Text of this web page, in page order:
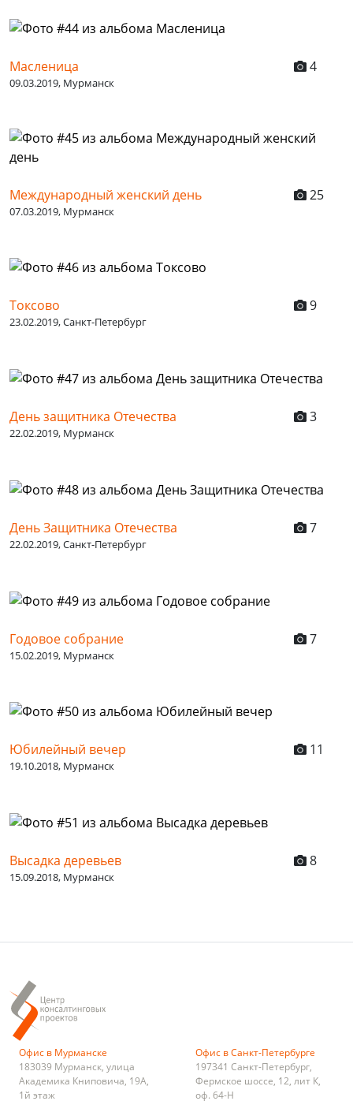
Масленица 4
09.03.2019, Мурманск
Международный женский день 25
07.03.2019, Мурманск
Токсово 9
23.02.2019, Санкт-Петербург
День защитника Отечества 3
22.02.2019, Мурманск
День Защитника Отечества 7
22.02.2019, Санкт-Петербург
Годовое собрание 7
15.02.2019, Мурманск
Юбилейный вечер 11
19.10.2018, Мурманск
Высадка деревьев 8
15.09.2018, Мурманск
Офис в Мурманске
183039 Мурманск, улица
Академика Книповича, 19А,
1й этаж
Офис в Санкт-Петербурге
197341 Санкт-Петербург,
Фермское шоссе, 12, лит К,
оф. 64-Н